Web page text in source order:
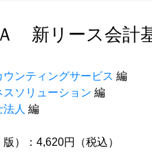
新リース会計
ウンティングサービス 編
スソリューション 編
人 編
）：4,620円（税込）